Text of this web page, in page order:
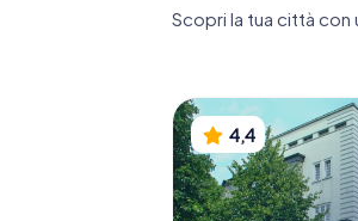
Scopri la tua città con
4,4